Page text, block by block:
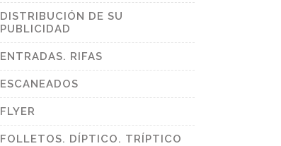
DISTRIBUCIÓN DE SU
PUBLICIDAD
ENTRADAS. RIFAS
ESCANEADOS
FLYER
FOLLETOS. DÍPTICO. TRÍPTICO